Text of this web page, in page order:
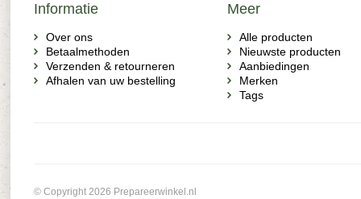
Informatie
Over ons
Betaalmethoden
Verzenden & retourneren
Afhalen van uw bestelling
Meer
Alle producten
Nieuwste producten
Aanbiedingen
Merken
Tags
© Copyright 2026 Prepareerwinkel.nl